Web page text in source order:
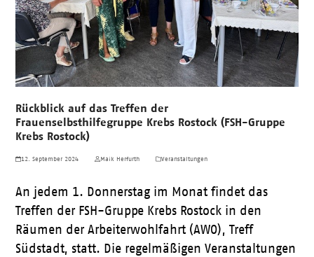
Rückblick auf das Treffen der
Frauenselbsthilfegruppe Krebs Rostock (FSH-Gruppe
Krebs Rostock)
12. September 2024 Maik Herfurth Veranstaltungen
An jedem 1. Donnerstag im Monat findet das
Treffen der FSH-Gruppe Krebs Rostock in den
Räumen der Arbeiterwohlfahrt (AWO), Treff
Südstadt, statt. Die regelmäßigen Veranstaltungen